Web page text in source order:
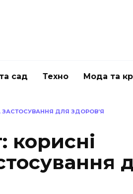
сад Техно Мода та
ЗАСТОСУВАННЯ ДЛЯ ЗДОРОВ’Я
корисні